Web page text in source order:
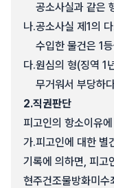
공소사실과 같은
나.공소사실 제1의
수입한 물건은 1
다.원심의 형(징역 1
무거워서 부당하
2.직권판단
피고인의 항소이유
가.피고인에 대한 별
기록에 의하면, 피고
현주건조물방화미